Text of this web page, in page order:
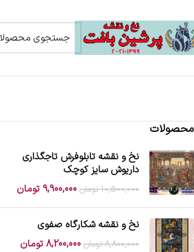
محصولات
نخ و نقشه تابلوفرش تاجگذاری
داریوش سایز کوچک
10,500,000 تومان 9,900,000 تومان
نخ و نقشه شکارگاه صفوی
8,800,000 تومان 8,200,000تومان